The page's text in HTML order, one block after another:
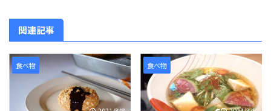
関連記事
食べ物 食べ物